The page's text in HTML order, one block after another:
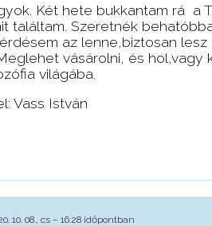
Két hete bukkantam rá a
találtam. Szeretnék
az lenne,biztosan
vásárolni, és
világába.
Vass István
10. 08., cs – 16:28 időpontban